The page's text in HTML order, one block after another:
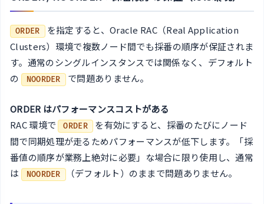
ORDER を指定すると、Oracle RAC（Real Application
Clusters）環境で複数ノード間でも採番の順序が保証されま
す。通常のシングルインスタンスでは関係なく、デフォルト
の
NOORDER で問題ありません。
ORDER はパフォーマンスコストがある
RAC 環境で ORDER を有効にすると、採番のたびにノード
間で同期処理が走るためパフォーマンスが低下します。「採
番値の順序が業務上絶対に必要」な場合に限り使用し、通常
は
NOORDER （デフォルト）のままで問題ありません。